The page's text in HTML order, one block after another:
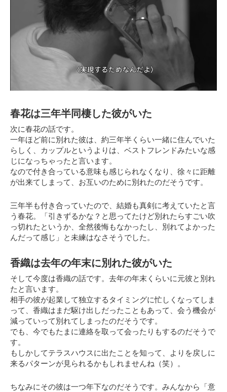
春花は三年半同棲した彼がいた
次に春花の話です。
一年ほど前に別れた彼は、約三年半くらい一緒に住んでいた
らしく、
カップルというよりは、ベストフレンドみたいな感
じになっちゃったと言います。
なので付き合っている意味も感じられなくなり、徐々に距離
が出来てしまって、お互いのために別れたのだそうです。
三年半も付き合っていたので、結婚も真剣に考えていたと言
う春花。
「引きずるかな？と思ってたけど別れたらすごい吹
っ切れたというか、全然後悔もなかったし、別れてよかった
んだって感じ」
と未練はなさそうでした。
香織は去年の年末に別れた彼がいた
そして今度は香織の話です。去年の年末くらいに元彼と別れ
たと言います。
相手の彼が起業して独立するタイミングに忙しくなってしま
って、香織はまだ駆け出しだったこともあって、会う機会が
減っていって別れてしまったのだそうです。
でも、今でもたまに連絡を取って会ったりもするのだそうで
す。
もしかしてテラスハウスに出たことを知って、よりを戻しに
来るパターンが見られるかもしれませんね（笑）。
ちなみにその彼は一つ年下なのだそうです。みんなから「意